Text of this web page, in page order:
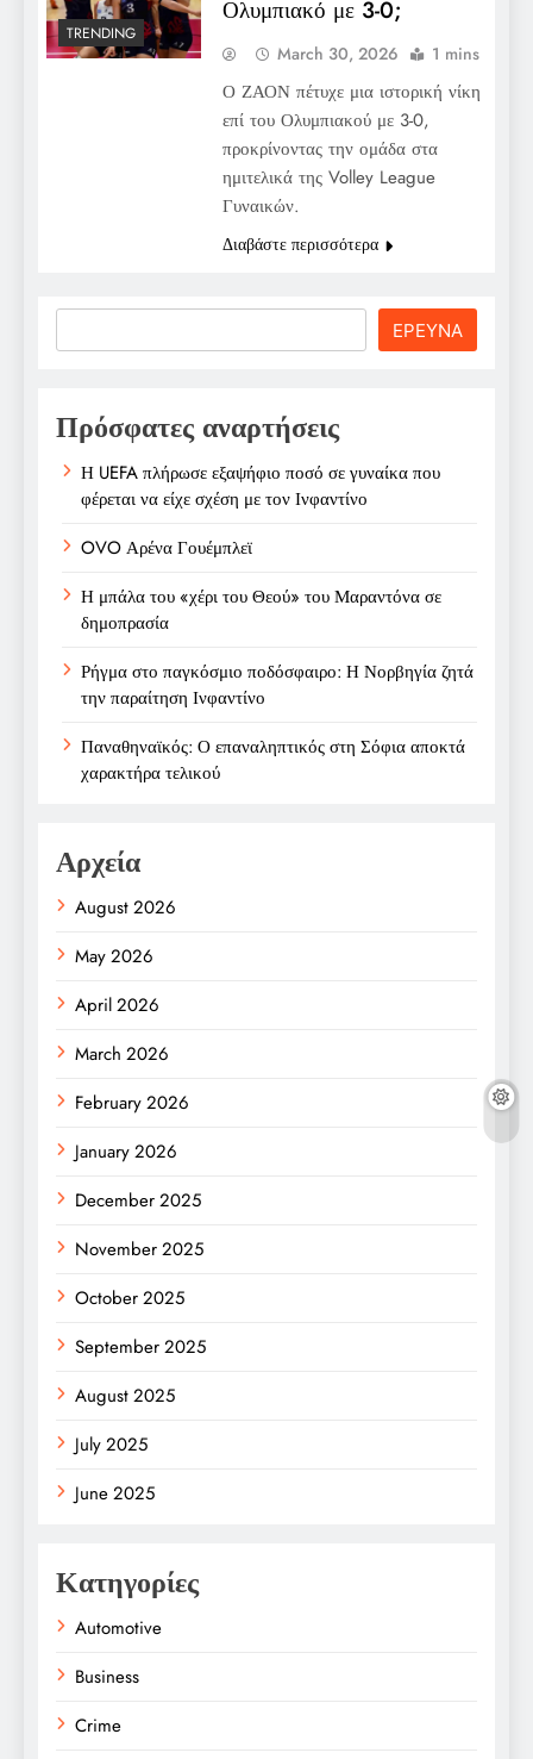
TRENDING
Ολυμπιακό με 3-0;
March 30, 2026 1 mins
Ο ΖΑΟΝ πέτυχε μια ιστορική νίκη
επί του Ολυμπιακού με 3-0,
προκρίνοντας την ομάδα στα
ημιτελικά της Volley League
Γυναικών.
Διαβάστε περισσότερα
ΕΡΕΥΝΑ
Πρόσφατες αναρτήσεις
Η UEFA πλήρωσε εξαψήφιο ποσό σε γυναίκα που
φέρεται να είχε σχέση με τον Ινφαντίνο
OVO Αρένα Γουέμπλεϊ
Η μπάλα του «χέρι του Θεού» του Μαραντόνα σε
δημοπρασία
Ρήγμα στο παγκόσμιο ποδόσφαιρο: Η Νορβηγία ζητά
την παραίτηση Ινφαντίνο
Παναθηναϊκός: Ο επαναληπτικός στη Σόφια αποκτά
χαρακτήρα τελικού
Αρχεία
August 2026
May 2026
April 2026
March 2026
February 2026
January 2026
December 2025
November 2025
October 2025
September 2025
August 2025
July 2025
June 2025
Κατηγορίες
Automotive
Business
Crime